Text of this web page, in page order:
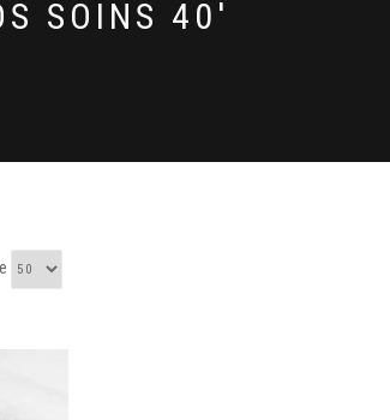
SOINS 40'